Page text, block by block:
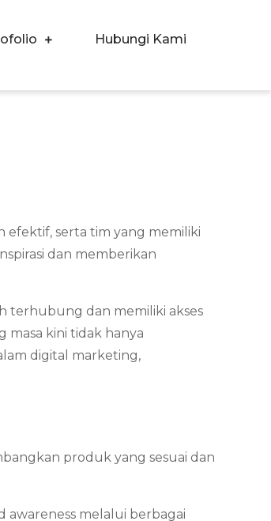
Hubungi Kami
efektif, serta tim yang memiliki
dan memberikan
terhubung dan memiliki akses
kini tidak hanya
digital marketing,
produk yang sesuai dan
melalui berbagai